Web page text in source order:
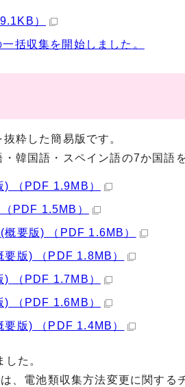
）
括収集を開始しました。
粋した簡易版です。
韓国語・スペイン語の7か国語
（PDF 1.9MB）
PDF 1.5MB）
要版) （PDF 1.6MB）
版) （PDF 1.8MB）
（PDF 1.7MB）
（PDF 1.6MB）
版) （PDF 1.4MB）
た。
、電池類収集方法変更に関する